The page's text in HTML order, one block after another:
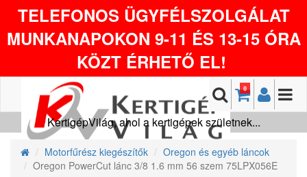
TELEFONOS ÜGYFÉLSZOLGÁLAT
MUNKANAPOKON 9-11 ÉS 13-15 ÓRA
KÖZT ÉRHETŐ EL!
0
KertigépVilág, ahol a kertigépek születnek...
Motorfűrész kiegészítők
Oregon és egyéb láncok
Oregon PowerCut lánc 3/8 1.6 mm 56 szem 75LPX056E